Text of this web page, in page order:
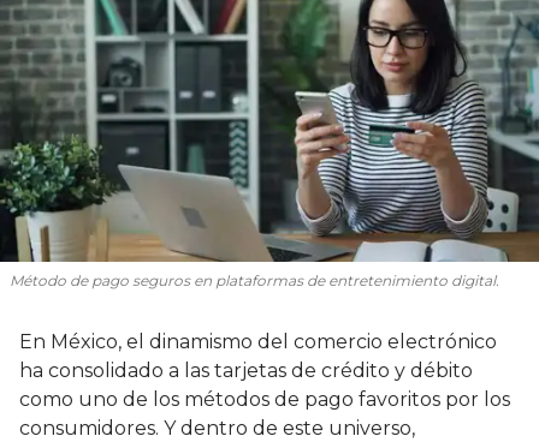
Método de pago seguros en plataformas de entretenimiento digital.
En México, el dinamismo del comercio electrónico
ha consolidado a las tarjetas de crédito y débito
como uno de los métodos de pago favoritos por los
consumidores. Y dentro de este universo,